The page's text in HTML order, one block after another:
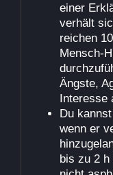
einer
verhält
reichen
Mensch-
Ängste,
Interesse
Du
wenn er
bis zu 2 h